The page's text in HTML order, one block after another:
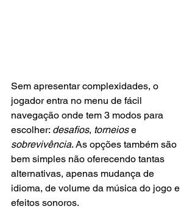
Sem apresentar complexidades, o
jogador entra no menu de fácil
navegação onde tem 3 modos para
escolher: desafios, torneios e
sobrevivência. As opções também são
bem simples não oferecendo tantas
alternativas, apenas mudança de
idioma, de volume da música do jogo e
efeitos sonoros.